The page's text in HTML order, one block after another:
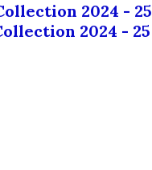
2024 - 25
2024 - 25